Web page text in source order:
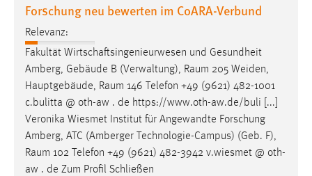
Forschung neu bewerten im CoARA-Verbund
Relevanz:
Fakultät Wirtschaftsingenieurwesen und Gesundheit
Amberg, Gebäude B (Verwaltung), Raum 205 Weiden,
Hauptgebäude, Raum 146 Telefon +49 (9621) 482-1001
c.bulitta @ oth-aw . de https://www.oth-aw.de/buli [...]
Veronika Wiesmet Institut für Angewandte Forschung
Amberg, ATC (Amberger Technologie-Campus) (Geb. F),
Raum 102 Telefon +49 (9621) 482-3942 v.wiesmet @ oth-
aw . de Zum Profil Schließen